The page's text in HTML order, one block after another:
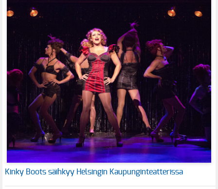
Kinky Boots säihkyy Helsingin Kaupunginteatterissa